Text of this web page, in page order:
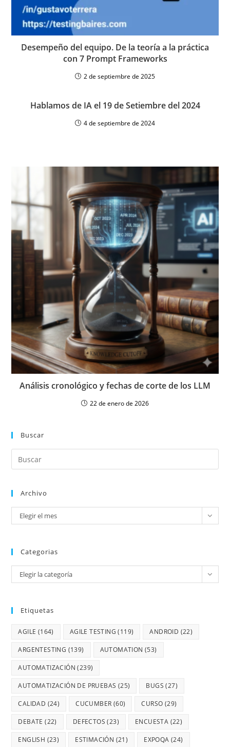
Desempeño del equipo. De la teoría a la práctica
con 7 Prompt Frameworks
2 de septiembre de 2025
Hablamos de IA el 19 de Setiembre del 2024
4 de septiembre de 2024
Análisis cronológico y fechas de corte de los LLM
22 de enero de 2026
Buscar
Archivo
Elegir el mes
Categorias
Elegir la categoría
Etiquetas
AGILE (164) AGILE TESTING (119) ANDROID (22)
ARGENTESTING (139) AUTOMATION (53)
AUTOMATIZACIÓN (239)
AUTOMATIZACIÓN DE PRUEBAS (25) BUGS (27)
CALIDAD (24) CUCUMBER (60) CURSO (29)
DEBATE (22) DEFECTOS (23) ENCUESTA (22)
ENGLISH (23) ESTIMACIÓN (21) EXPOQA (24)